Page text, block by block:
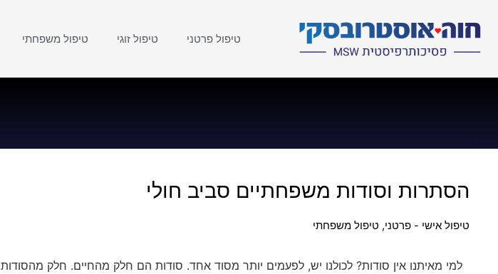
טיפול פרטני טיפול זוגי טיפול משפחתי
הסתרות וסודות משפחתיים סביב חולי
טיפול אישי - פרטני, טיפול משפחתי
למי מאיתנו אין סודות? לכולנו יש, לפעמים יותר מסוד אחד. סודות הם חלק מהחיים. חלק מהסודות